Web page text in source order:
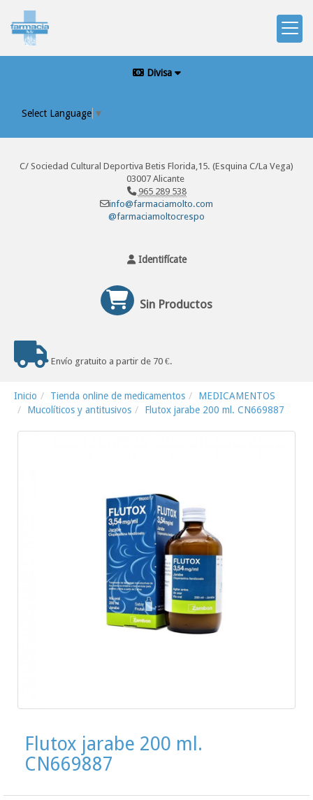
Divisa
Select Language ▼
C/ Sociedad Cultural Deportiva Betis Florida,15. (Esquina C/La Vega)
03007 Alicante
965 289 538
info@farmaciamolto.com
@farmaciamoltocrespo
Identifícate
Sin Productos
Envío gratuito a partir de 70 €.
Inicio Tienda online de medicamentos
MEDICAMENTOS
Mucolíticos y antitusivos
Flutox jarabe 200 ml. CN669887
Flutox jarabe 200 ml.
CN669887